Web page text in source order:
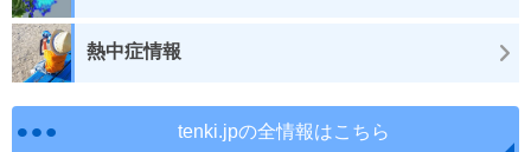
熱中症情報
tenki.jpの全情報はこちら